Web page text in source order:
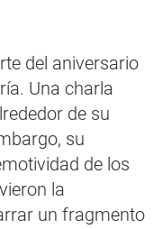
del aniversario
Una charla
de su
su
de los
la
un fragmento